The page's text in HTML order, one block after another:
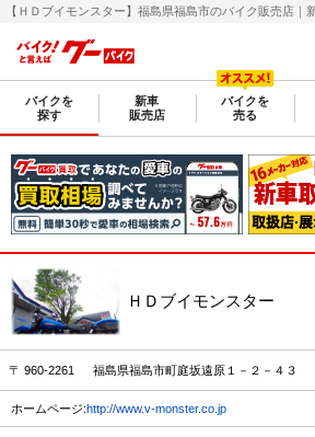
バイクを
探す
新車
販売店
バイクを
売る
ＨＤブイモンスター
〒 960-2261 福島県福島市町庭坂遠原１－２－４３
ホームページ:http://www.v-monster.co.jp